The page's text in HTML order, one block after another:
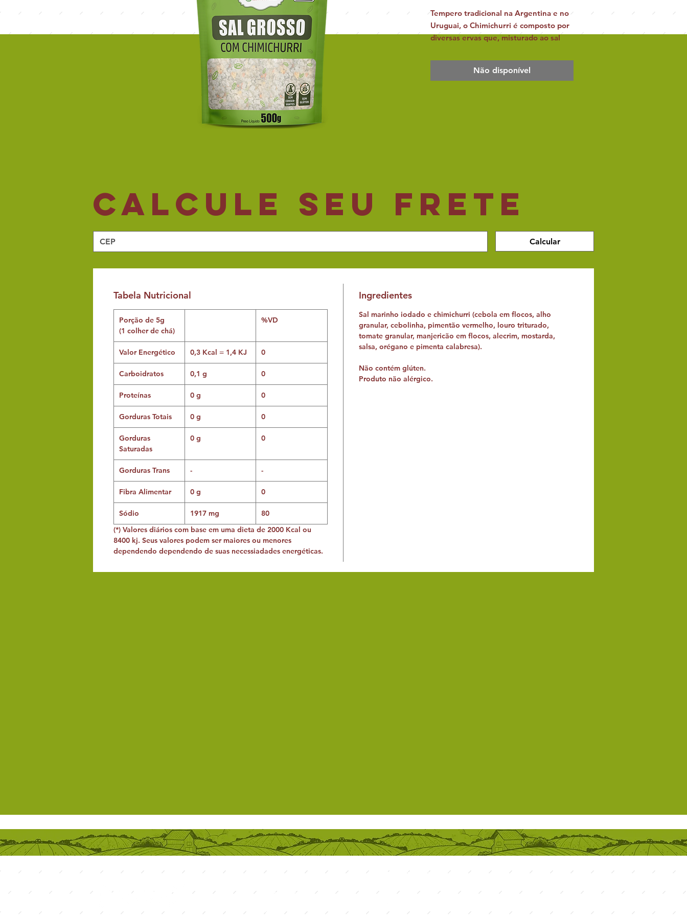
Tempero tradicional na Argentina e no
Uruguai, o Chimichurri é composto por
diversas ervas que, misturado ao sal
saboroso.
Não disponível
Calcule seu frete
Calcular
Tabela Nutricional
Porção de 5g
(1 colher de chá)
%VD
Valor Energético 0,3 Kcal = 1,4 KJ 0
Carboidratos 0,1 g 0
Proteínas 0 g 0
Gorduras Totais 0 g 0
Gorduras
Saturadas
0 g 0
Gorduras Trans - -
Fibra Alimentar 0 g 0
Sódio 1917 mg
80
(*) Valores diários com base em uma dieta de 2000 Kcal ou
8400 kj. Seus valores podem ser maiores ou menores
dependendo dependendo de suas necessiadades energéticas.
Ingredientes
Sal marinho iodado e chimichurri (cebola em flocos, alho
granular, cebolinha, pimentão vermelho, louro triturado,
tomate granular, manjericão em flocos, alecrim, mostarda,
salsa, orégano e pimenta calabresa).
Não contém glúten.
Produto não alérgico.